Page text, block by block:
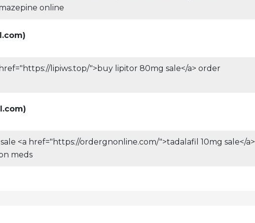
online
)
lipiws.top/">buy lipitor 80mg sale</a> order
)
<a href="https://ordergnonline.com/">tadalafil 10mg sale</a>
meds